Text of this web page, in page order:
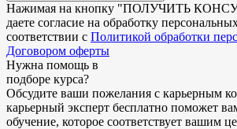
Нажимая на кнопку "ПОЛУЧИТЬ
даете согласие на обработку
соответствии с Политикой обработки
Договором оферты
Нужна помощь в
подборе курса?
Обсудите ваши пожелания с карьерным
карьерный эксперт бесплатно поможет
обучение, которое соответствует вашим